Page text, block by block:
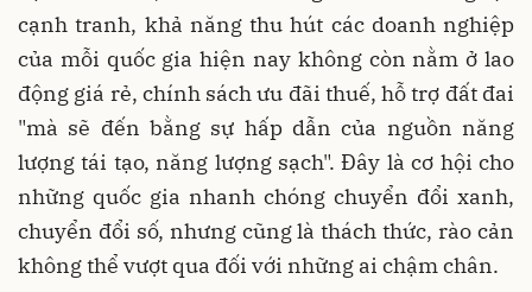
cạnh tranh, khả năng thu hút các doanh nghiệp
của mỗi quốc gia hiện nay không còn nằm ở lao
động giá rẻ, chính sách ưu đãi thuế, hỗ trợ đất đai
"mà sẽ đến bằng sự hấp dẫn của nguồn năng
lượng tái tạo, năng lượng sạch". Đây là cơ hội cho
những quốc gia nhanh chóng chuyển đổi xanh,
chuyển đổi số, nhưng cũng là thách thức, rào cản
không thể vượt qua đối với những ai chậm chân.